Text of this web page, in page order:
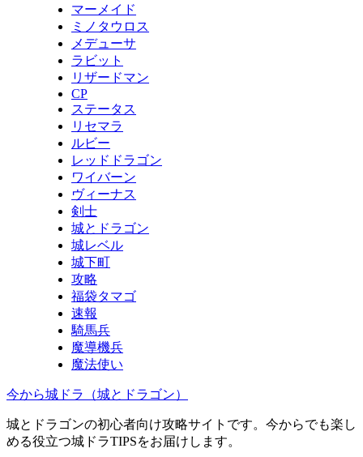
マーメイド
ミノタウロス
メデューサ
ラビット
リザードマン
CP
ステータス
リセマラ
ルビー
レッドドラゴン
ワイバーン
ヴィーナス
剣士
城とドラゴン
城レベル
城下町
攻略
福袋タマゴ
速報
騎馬兵
魔導機兵
魔法使い
今から城ドラ（城とドラゴン）
城とドラゴンの初心者向け攻略サイトです。今からでも楽し
める役立つ城ドラTIPSをお届けします。